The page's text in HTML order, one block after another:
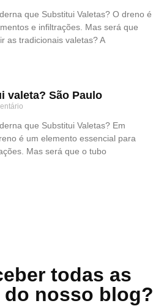
que Substitui Valetas? O dreno é
e infiltrações. Mas será que
as tradicionais valetas? A
valeta? São Paulo
que Substitui Valetas? Em
é um elemento essencial para
Mas será que o tubo
todas as
nosso blog?